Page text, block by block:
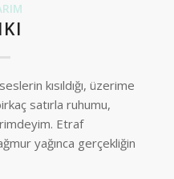
kısıldığı, üzerime
satırla ruhumu,
Etraf
yağınca gerçekliğin